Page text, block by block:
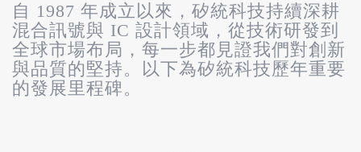
自 1987 年成立以來，矽統科技持續深耕
混合訊號與 IC 設計領域，從技術研發到
全球市場布局，每一步都見證我們對創新
與品質的堅持。以下為矽統科技歷年重要
的發展里程碑。